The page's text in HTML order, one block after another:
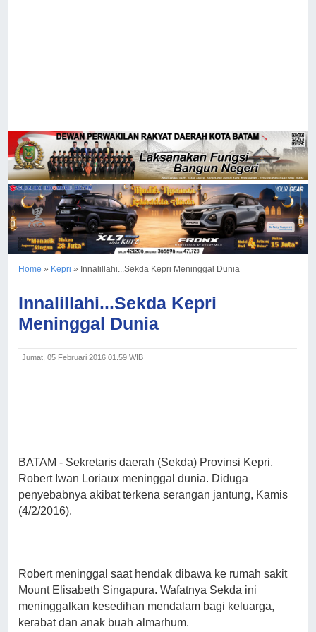
Home » Kepri » Innalillahi...Sekda Kepri Meninggal Dunia
Innalillahi...Sekda Kepri
Meninggal Dunia
Jumat, 05 Februari 2016 01.59 WIB
BATAM- Sekretaris daerah (Sekda) Provinsi Kepri,
Robert Iwan Loriaux meninggal dunia. Diduga
penyebabnya akibat terkena serangan jantung, Kamis
(4/2/2016).
Robert meninggal saat hendak dibawa ke rumah sakit
Mount Elisabeth Singapura. Wafatnya Sekda ini
meninggalkan kesedihan mendalam bagi keluarga,
kerabat dan anak buah almarhum.